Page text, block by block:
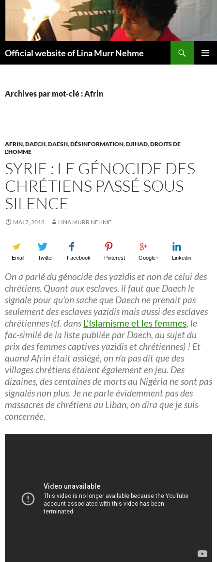
contenu
Official website of Lina Murr Nehme
Archives par mot-clé : Afrin
AFRIN,DAECH,DAESH,DÉSINFORMATION,DJIHAD,DROITS DE
L'HOMME
SYRIE : LE GÉNOCIDE DES
CHRÉTIENS PASSÉ SOUS
SILENCE
MAI 7, 2018 LINA MURR NEHME
Email Twitter Facebook Pinterest Google+ Linkedin
On a parlé du génocide des yazidis et non de celui des
chrétiens. Quant aux esclaves, il faut que Daech le
signale pour qu’on sache que Daech ne prenait pas
seulement des esclaves yazidis mais aussi des esclaves
chrétiennes (cf. dans L’Islamisme et les femmes, le
fac-similé de la liste publiée par Daech, au sujet du
prix des femmes captives yazidis et chrétiennes) ! Et
quand Afrin était assiégé, on n’a pas dit que des
villages chrétiens étaient également en jeu. Des
dizaines, des centaines de morts au Nigéria ne sont pas
signalés non plus. Je ne parle évidemment pas des
massacres de chrétiens au Liban, on dira que je suis
concernée.